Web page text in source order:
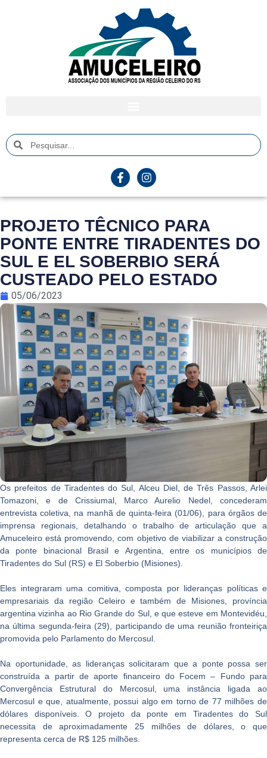
PROJETO TÊCNICO PARA
PONTE ENTRE TIRADENTES DO
SUL E EL SOBERBIO SERÁ
CUSTEADO PELO ESTADO
05/06/2023
Os prefeitos de Tiradentes do Sul, Alceu Diel, de Três Passos, Arlei
Tomazoni, e de Crissiumal, Marco Aurelio Nedel, concederam
entrevista coletiva, na manhã de quinta-feira (01/06), para órgãos de
imprensa regionais, detalhando o trabalho de articulação que a
Amuceleiro está promovendo, com objetivo de viabilizar a construção
da ponte binacional Brasil e Argentina, entre os municípios de
Tiradentes do Sul (RS) e El Soberbio (Misiones).
Eles integraram uma comitiva, composta por lideranças políticas e
empresariais da região Celeiro e também de Misiones, província
argentina vizinha ao Rio Grande do Sul, e que esteve em Montevidéu,
na última segunda-feira (29), participando de uma reunião fronteiriça
promovida pelo Parlamento do Mercosul.
Na oportunidade, as lideranças solicitaram que a ponte possa ser
construída a partir de aporte financeiro do Focem – Fundo para
Convergência Estrutural do Mercosul, uma instância ligada ao
Mercosul e que, atualmente, possui algo em torno de 77 milhões de
dólares disponíveis. O projeto da ponte em Tiradentes do Sul
necessita de aproximadamente 25 milhões de dólares, o que
representa cerca de R$ 125 milhões.